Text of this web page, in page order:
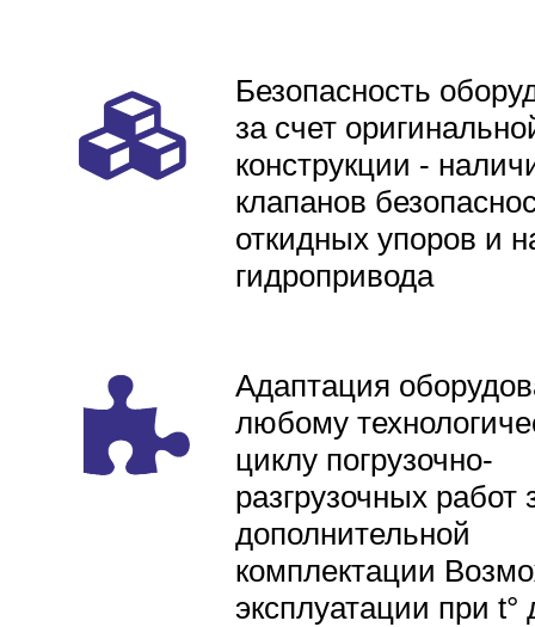
Безопасность
за счет
конструкции -
клапанов
откидных упоров и
гидропривода
Адаптация
любому
циклу погрузочно-
разгрузочных работ
дополнительной
комплектации
эксплуатации при t°